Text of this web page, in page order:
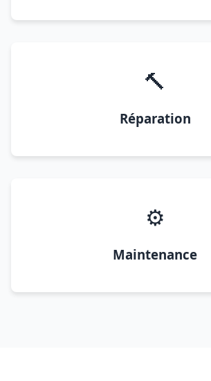
🔨
Réparation
⚙️
Maintenance